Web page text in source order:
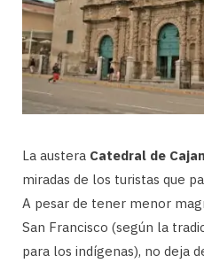
La austera Catedral de
miradas de los turistas que
A pesar de tener menor
San Francisco (según la
para los indígenas), no deja